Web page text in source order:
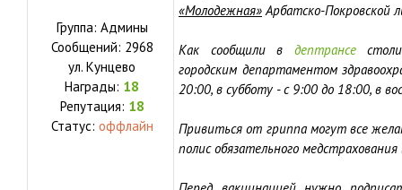
Группа: Админы
Сообщений: 2968
ул. Кунцево
Награды: 18
Репутация: 18
Статус: оффлайн
«Молодежная»Арбатско-Покровской
Как сообщили в дептрансе
городским департаментом
20:00, в субботу - с 9:00 до 18:00, в
Привиться от гриппа могут все
полис обязательного